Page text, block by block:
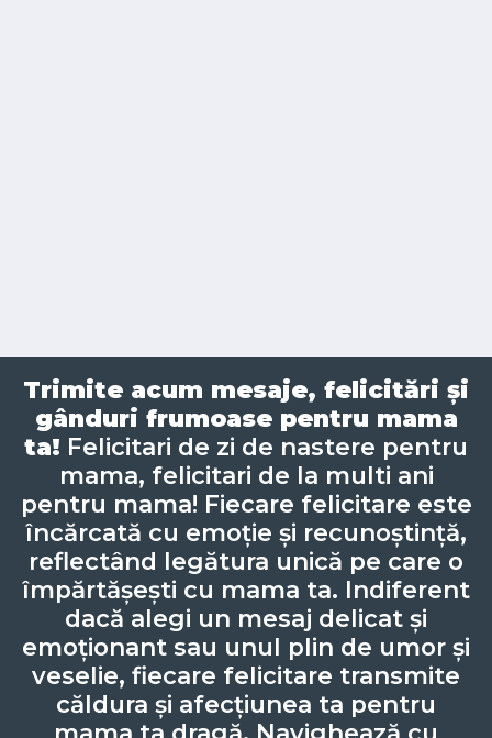
Trimite acum mesaje, felicitări și
gânduri frumoase pentru mama
ta! Felicitari de zi de nastere pentru
mama, felicitari de la multi ani
pentru mama! Fiecare felicitare este
încărcată cu emoție și recunoștință,
reflectând legătura unică pe care o
împărtășești cu mama ta. Indiferent
dacă alegi un mesaj delicat și
emoționant sau unul plin de umor și
veselie, fiecare felicitare transmite
căldura și afecțiunea ta pentru